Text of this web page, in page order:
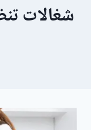
شغالات